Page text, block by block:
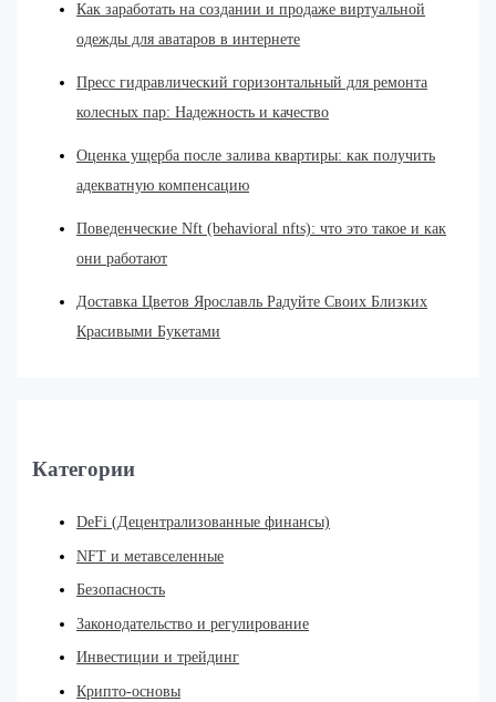
Как заработать на создании и продаже виртуальной
одежды для аватаров в интернете
Пресс гидравлический горизонтальный для ремонта
колесных пар: Надежность и качество
Оценка ущерба после залива квартиры: как получить
адекватную компенсацию
Поведенческие Nft (behavioral nfts): что это такое и как
они работают
Доставка Цветов Ярославль Радуйте Своих Близких
Красивыми Букетами
Категории
DeFi (Децентрализованные финансы)
NFT и метавселенные
Безопасность
Законодательство и регулирование
Инвестиции и трейдинг
Крипто-основы